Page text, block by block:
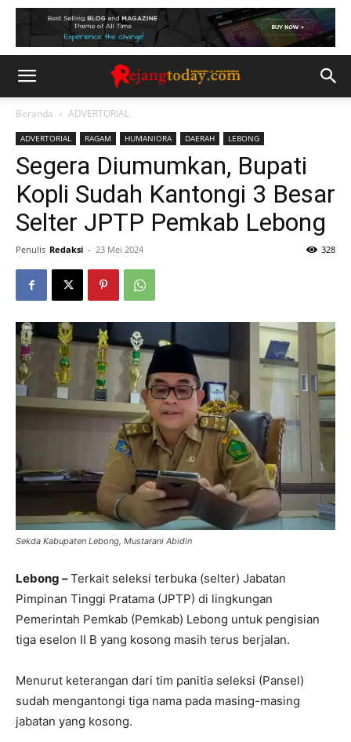
Beranda ADVERTORIAL
ADVERTORIAL RAGAM HUMANIORA DAERAH LEBONG
Segera Diumumkan, Bupati
Kopli Sudah Kantongi 3 Besar
Selter JPTP Pemkab Lebong
Penulis Redaksi - 23 Mei 2024 328
Sekda Kabupaten Lebong, Mustarani Abidin
Lebong –Terkait seleksi terbuka (selter) Jabatan
Pimpinan Tinggi Pratama (JPTP) di lingkungan
Pemerintah Pemkab (Pemkab) Lebong untuk pengisian
tiga eselon II B yang kosong masih terus berjalan.
Menurut keterangan dari tim panitia seleksi (Pansel)
sudah mengantongi tiga nama pada masing-masing
jabatan yang kosong.